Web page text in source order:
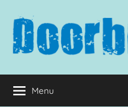
inhoud
springen
Doorbraak.eu
Menu